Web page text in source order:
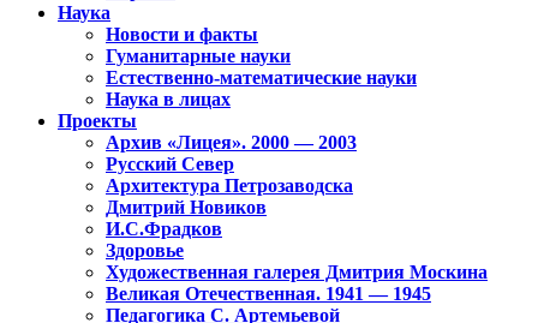
Наука
Новости и факты
Гуманитарные науки
Естественно-математические науки
Наука в лицах
Проекты
Архив «Лицея». 2000 — 2003
Русский Север
Архитектура Петрозаводска
Дмитрий Новиков
И.С.Фрадков
Здоровье
Художественная галерея Дмитрия Москина
Великая Отечественная. 1941 — 1945
Педагогика С. Артемьевой